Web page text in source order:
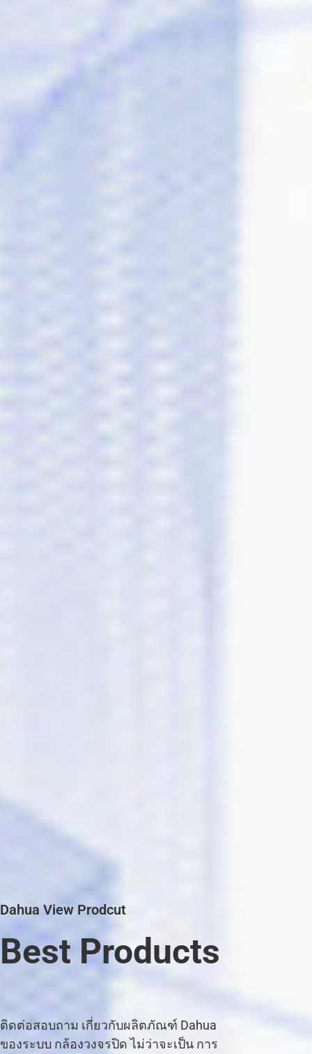
Dahua View Prodcut
Best Products
C TV
ติดต่อสอบถาม เกี่ยวกับผลิตภัณฑ์ Dahua
ของระบบ กล้องวงจรปิด ไม่ว่าจะเป็น การ